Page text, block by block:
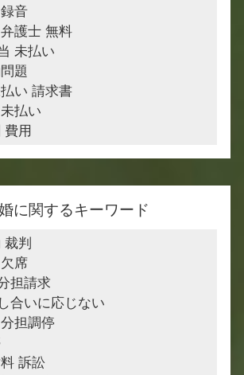
音
護士 無料
未払い
題
い 請求書
払い
費用
に関するキーワード
判
席
担請求
合いに応じない
担調停
訴訟